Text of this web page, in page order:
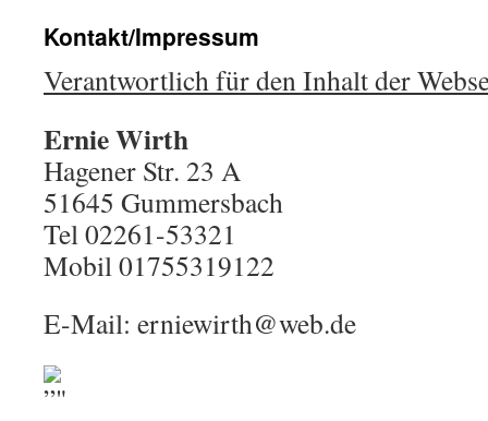
Kontakt/Impressum
Verantwortlich für den Inhalt der
Ernie Wirth
Hagener Str. 23 A
51645 Gummersbach
Tel 02261-53321
Mobil 01755319122
E-Mail: erniewirth@web.de